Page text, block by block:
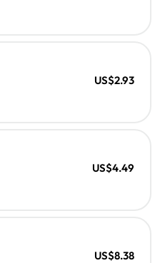
US$2.93
US$4.49
US$8.38